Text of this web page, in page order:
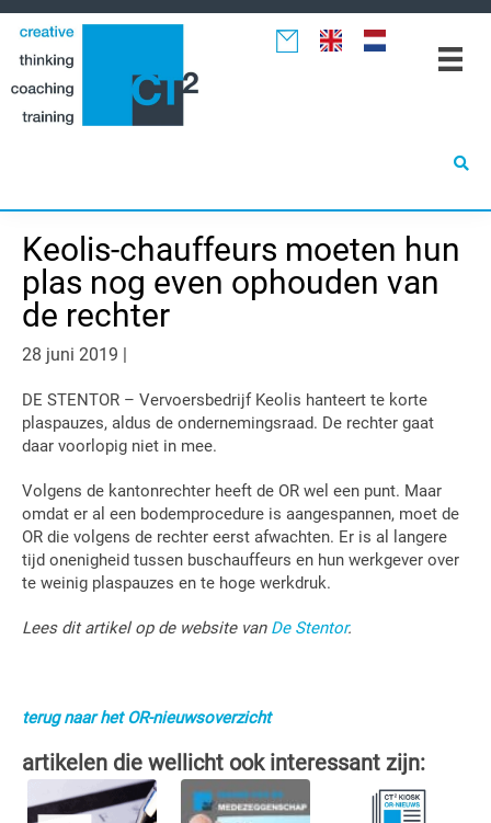
Spring
naar
hoofdnavigatie
Door
naar
Spring
naar
eerste
Keolis-chauffeurs moeten hun
plas nog even ophouden van
de rechter
28 juni 2019
DE STENTOR – Vervoersbedrijf Keolis hanteert te korte
plaspauzes, aldus de ondernemingsraad. De rechter gaat
daar voorlopig niet in mee.
Volgens de kantonrechter heeft de OR wel een punt. Maar
omdat er al een bodemprocedure is aangespannen, moet de
OR die volgens de rechter eerst afwachten. Er is al langere
tijd onenigheid tussen buschauffeurs en hun werkgever over
te weinig plaspauzes en te hoge werkdruk.
Lees dit artikel op de website van De Stentor.
terug naar het OR-nieuwsoverzicht
artikelen die wellicht ook interessant zijn: